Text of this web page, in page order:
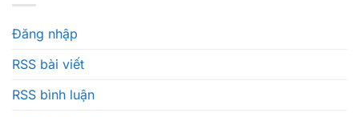
Đăng nhập
RSS bài viết
RSS bình luận